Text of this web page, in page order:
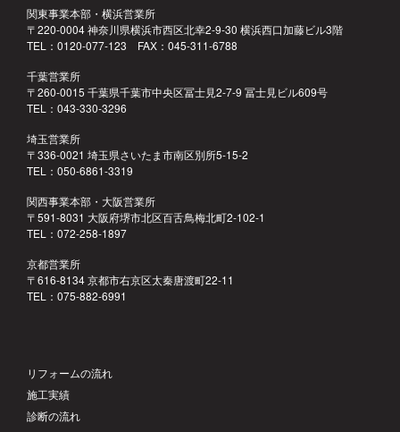
関東事業本部・横浜営業所
〒220-0004 神奈川県横浜市西区北幸2-9-30 横浜西口加藤ビル3階
TEL：0120-077-123 FAX：045-311-6788
千葉営業所
〒260-0015 千葉県千葉市中央区冨士見2-7-9 冨士見ビル609号
TEL：043-330-3296
埼玉営業所
〒336-0021 埼玉県さいたま市南区別所5-15-2
TEL：050-6861-3319
関西事業本部・大阪営業所
〒591-8031 大阪府堺市北区百舌鳥梅北町2-102-1
TEL：072-258-1897
京都営業所
〒616-8134 京都市右京区太秦唐渡町22-11
TEL：075-882-6991
リフォームの流れ
施工実績
診断の流れ